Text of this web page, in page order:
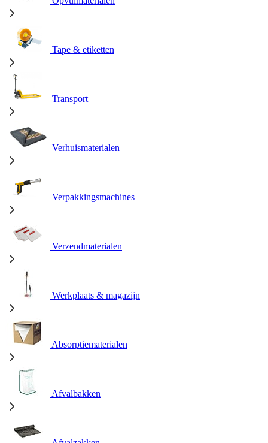
Tape & etiketten
Transport
Verhuismaterialen
Verpakkingsmachines
Verzendmaterialen
Werkplaats & magazijn
Absorptiematerialen
Afvalbakken